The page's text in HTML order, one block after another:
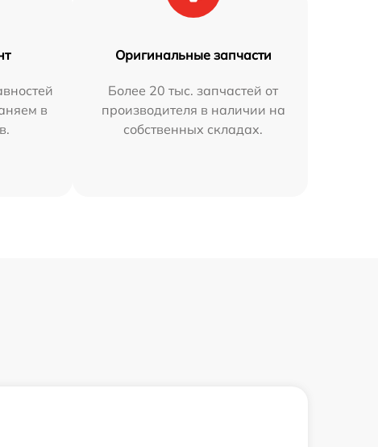
в
Оригинальные запчасти
Более 20 тыс. запчастей от
производителя в наличии на
собственных складах.